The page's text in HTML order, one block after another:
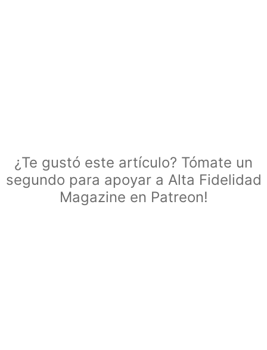
¿Te gustó este artículo? Tómate un
segundo para apoyar a Alta Fidelidad
Magazine en Patreon!